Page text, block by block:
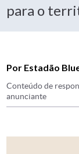
para o
Por Estadão
Conteúdo de
anunciante